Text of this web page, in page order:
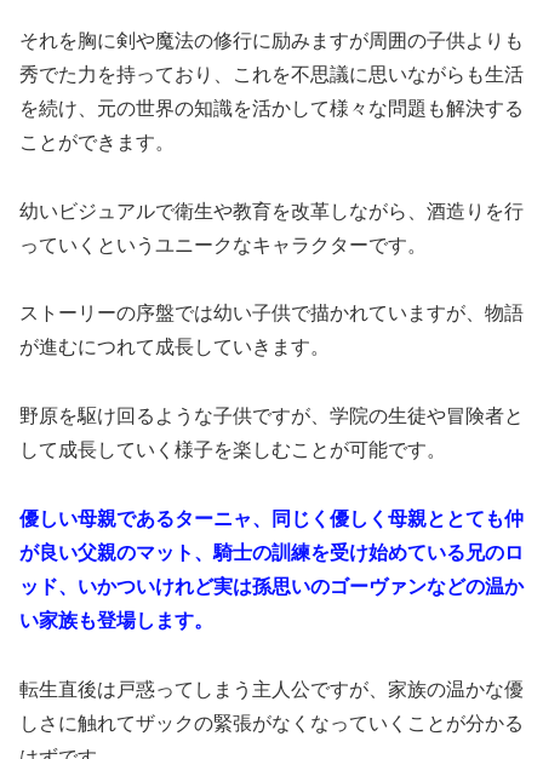
それを胸に剣や魔法の修行に励みますが周囲の子供よりも
秀でた力を持っており、これを不思議に思いながらも生活
を続け、元の世界の知識を活かして様々な問題も解決する
ことができます。
幼いビジュアルで衛生や教育を改革しながら、酒造りを行
っていくというユニークなキャラクターです。
ストーリーの序盤では幼い子供で描かれていますが、物語
が進むにつれて成長していきます。
野原を駆け回るような子供ですが、学院の生徒や冒険者と
して成長していく様子を楽しむことが可能です。
優しい母親であるターニャ、同じく優しく母親ととても仲
が良い父親のマット、騎士の訓練を受け始めている兄のロ
ッド、いかついけれど実は孫思いのゴーヴァンなどの温か
い家族も登場します。
転生直後は戸惑ってしまう主人公ですが、家族の温かな優
しさに触れてザックの緊張がなくなっていくことが分かる